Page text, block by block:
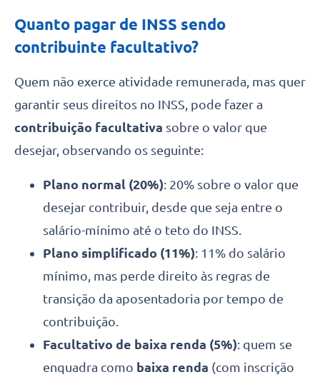
Quanto pagar de INSS sendo
contribuinte facultativo?
Quem não exerce atividade remunerada, mas quer
garantir seus direitos no INSS, pode fazer a
contribuição facultativa sobre o valor que
desejar, observando os seguinte:
Plano normal (20%): 20% sobre o valor que
desejar contribuir, desde que seja entre o
salário-mínimo até o teto do INSS.
Plano simplificado (11%): 11% do salário
mínimo, mas perde direito às regras de
transição da aposentadoria por tempo de
contribuição.
Facultativo de baixa renda (5%): quem se
enquadra como baixa renda (com inscrição